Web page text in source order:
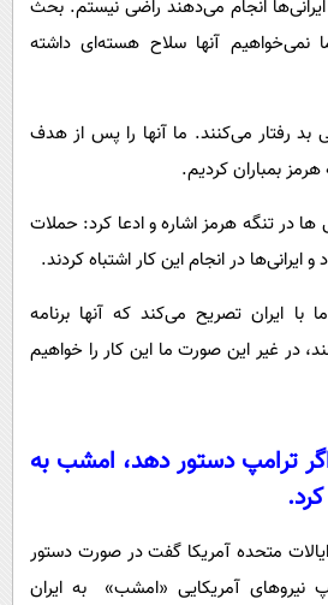
انجام می‌دهند راضی نیستم. بحث
نمی‌خواهیم آنها سلاح هسته‌ای داشته
بد رفتار می‌کنند. ما آنها را پس از هدف
بمباران کردیم.
ها در تنگه هرمز اشاره و ادعا کرد: حملات
در انجام این کار اشتباه کردند.
با ایران تصریح می‌کند که آنها برنامه
در غیر این صورت ما این کار را خواهیم
ترامپ دستور دهد، امشب به
متحده آمریکا گفت در صورت دستور
نیروهای آمریکایی «امشب» به ایران